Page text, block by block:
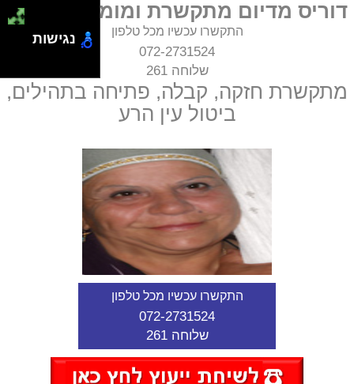
דוריס מדיום מתקשרת ומומחית קבלה
התקשרו עכשיו מכל טלפון
072-2731524
שלוחה 261
מתקשרת חזקה, קבלה, פתיחה בתהילים,
ביטול עין הרע
התקשרו עכשיו מכל טלפון
072-2731524
שלוחה 261
נגישות